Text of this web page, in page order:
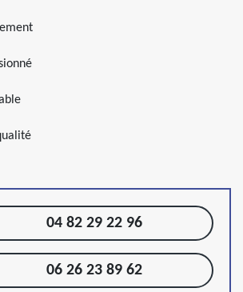
04 82 29 22 96
06 26 23 89 62